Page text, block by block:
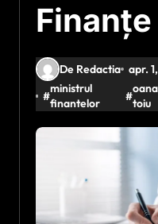
Finanțe
De Redactia apr.
#
ministrul
finantelor
#
oana
toiu